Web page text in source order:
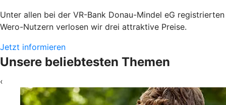
Unter allen bei der VR-Bank Donau-Mindel eG registrierten
Wero-Nutzern verlosen wir drei attraktive Preise.
Jetzt informieren
Unsere beliebtesten Themen
‹